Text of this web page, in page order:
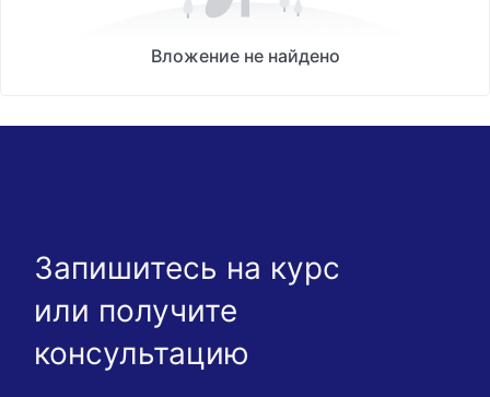
Вложение не найдено
Запишитесь на курс
или получите
консультацию